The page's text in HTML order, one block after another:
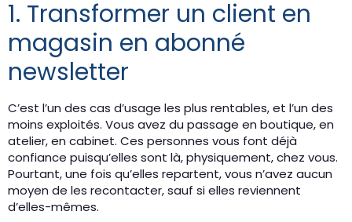
1. Transformer un client en
magasin en abonné
newsletter
C’est l’un des cas d’usage les plus rentables, et l’un des
moins exploités. Vous avez du passage en boutique, en
atelier, en cabinet. Ces personnes vous font déjà
confiance puisqu’elles sont là, physiquement, chez vous.
Pourtant, une fois qu’elles repartent, vous n’avez aucun
moyen de les recontacter, sauf si elles reviennent
d’elles-mêmes.